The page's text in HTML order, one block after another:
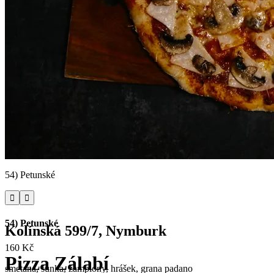
Kolínská 599/7, Nymburk
Pizza Zálabí
54) Petunské
 
54) Petunské
160 Kč
smetana, šunka, žampiony, hrášek, grana padano